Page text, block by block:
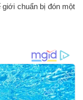
chuẩn bị đón một